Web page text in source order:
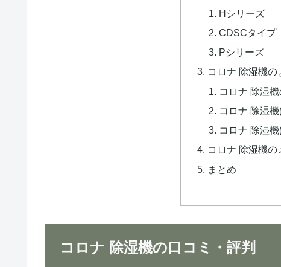
Hシリーズ
CDSCタイプ
Pシリーズ
コロナ 除湿機の
コロナ 除湿
コロナ 除湿
コロナ 除湿
コロナ 除湿機の
まとめ
コロナ 除湿機の口コミ・評判